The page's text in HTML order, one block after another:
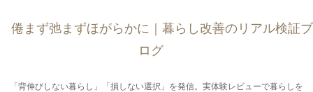
倦まず弛まずほがらかに｜暮らし改善のリアル検証ブ
ログ
「背伸びしない暮らし」「損しない選択」を発信。実体験レビューで暮らしを